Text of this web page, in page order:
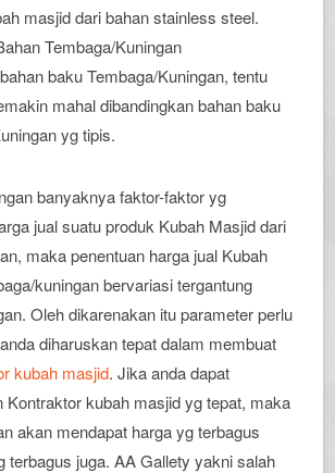
masjid dari bahan stainless steel.
Tembaga/Kuningan
baku Tembaga/Kuningan, tentu
mahal dibandingkan bahan baku
yg tipis.
banyaknya faktor-faktor yg
jual suatu produk Kubah Masjid dari
maka penentuan harga jual Kubah
kuningan bervariasi tergantung
Oleh dikarenakan itu parameter perlu
diharuskan tepat dalam membuat
kubah masjid. Jika anda dapat
Kontraktor kubah masjid yg tepat, maka
akan mendapat harga yg terbagus
terbagus juga. AA Gallety yakni salah